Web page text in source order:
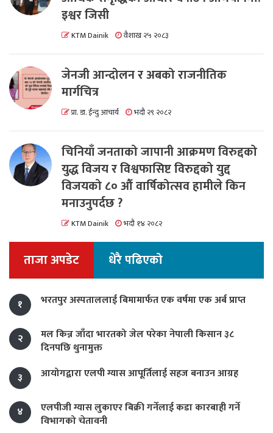
इश्वर जिसी
KTM Dainik वैशाख २५ २०८३
जेनजी आन्दोलन र अबको राजनीतिक
मार्गचित्र
प्रा. डा. ईन्दु आचार्य भदौ २९ २०८२
चिनियाँ जनताको जापानी आक्रमण विरुद्दको
युद्ध विजय र विश्वफासिष्ट विरुद्दको युद्द
विजयको ८० औं वार्षिकोत्सव हामीले किन
मनाउनुपर्दछ ?
KTM Dainik भदौ १४ २०८२
ताजा अपडेट धेरै पढिएको
१ भरतपुर अस्पताललाई बिमामार्फत एक वर्षमा एक अर्ब प्राप्त
२
मल किन्न जाँदा भारतको जेल परेका नेपाली किसान ३८
दिनपछि थुनामुक्त
३
आयोगद्वारा एलपी ग्यास आपूर्तिलाई सहज बनाउन आग्रह
४
एलपीजी ग्यास लुकाएर बिक्री गर्नेलाई कडा कारबाही गर्ने
विभागको चेतावनी